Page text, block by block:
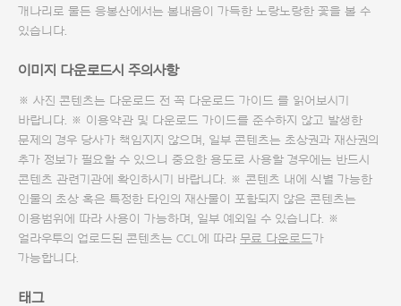
개나리로 물든 응봉산에서는 봄내음이 가득한 노랑노랑한 꽃을 볼 수
있습니다.
이미지 다운로드시 주의사항
※ 사진 콘텐츠는 다운로드 전 꼭 다운로드 가이드 를 읽어보시기
바랍니다. ※ 이용약관 및 다운로드 가이드를 준수하지 않고 발생한
문제의 경우 당사가 책임지지 않으며, 일부 콘텐츠는 초상권과 재산권의
추가 정보가 필요할 수 있으니 중요한 용도로 사용할 경우에는 반드시
콘텐츠 관련기관에 확인하시기 바랍니다. ※ 콘텐츠 내에 식별 가능한
인물의 초상 혹은 특정한 타인의 재산물이 포함되지 않은 콘텐츠는
이용범위에 따라 사용이 가능하며, 일부 예외일 수 있습니다. ※
얼라우투의 업로드된 콘텐츠는 CCL에 따라 무료 다운로드가
가능합니다.
태그